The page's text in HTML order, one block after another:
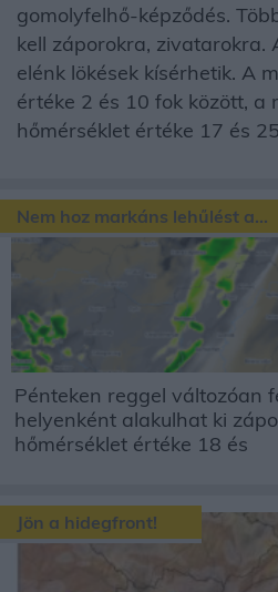
gomolyfelhő-képződés.
kell záporokra, zivatarokra.
elénk lökések kísérhetik. A
értéke 2 és 10 fok között, a
hőmérséklet értéke 17 és
Nem hoz markáns lehűlést a...
Pénteken reggel változóan
helyenként alakulhat ki
hőmérséklet értéke 18 és
Jön a hidegfront!